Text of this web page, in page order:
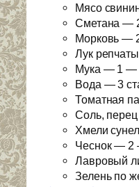
Мясо
Сметана —
Морковь —
Лук
Мука — 1 —
Вода — 3
Томатная
Соль, перец
Хмели
Чеснок — 2
Лавровый
Зелень по